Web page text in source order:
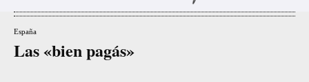
España
Las «bien pagás»